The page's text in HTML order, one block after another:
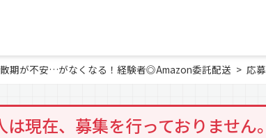
期が不安…がなくなる！経験者◎Amazon委託配送 応募
は現在、募集を行っておりません。